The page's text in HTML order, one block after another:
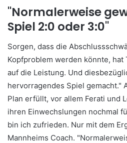
"Normalerweise
Spiel 2:0 oder 3:0"
Sorgen, dass die
Kopfproblem werden könnte, hat
auf die Leistung. Und
hervorragendes Spiel gemacht."
Plan erfüllt, vor allem Ferati und
ihren Einwechslungen nochmal
bin ich zufrieden. Nur mit dem
Mannheims Coach.